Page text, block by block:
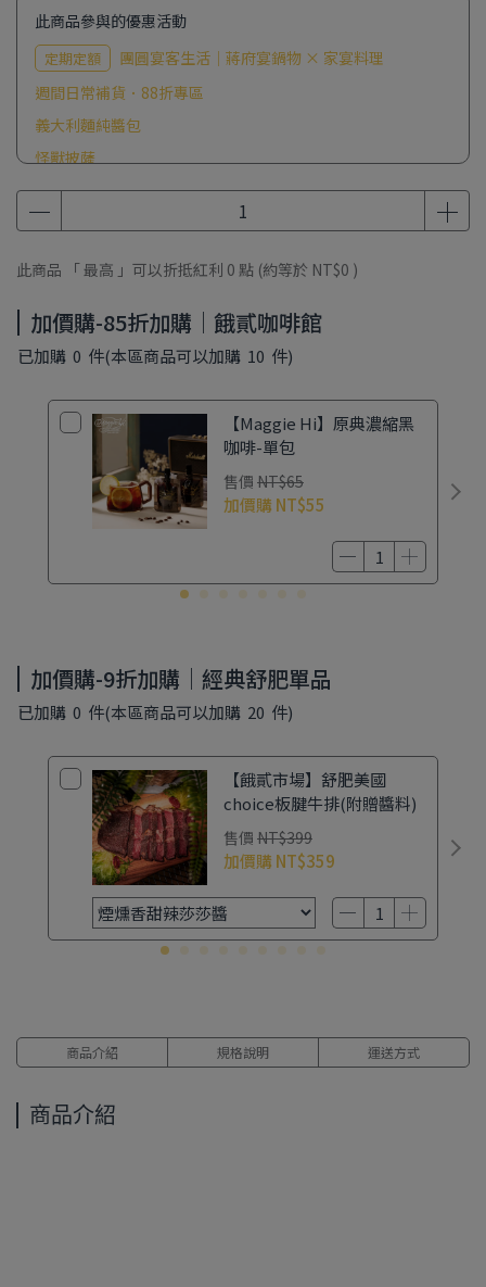
此商品參與的優惠活動
定期定額
團圓宴客生活｜蔣府宴鍋物 × 家宴料理
週間日常補貨．88折專區
義大利麵純醬包
怪獸披薩
85折加購｜餓貳咖啡館
初夏露營季滿額禮
此商品 「 最高 」可以折抵紅利 0 點 (約等於 NT$0 )
加價購-85折加購｜餓貳咖啡館
已加購 0 件(本區商品可以加購 10 件)
【Maggie Hi】原典濃縮黑
咖啡-單包
售價 NT$65
加價購 NT$55
加價購-9折加購｜經典舒肥單品
已加購 0 件(本區商品可以加購 20 件)
【餓貳市場】舒肥美國
choice板腱牛排(附贈醬料)
售價 NT$399
加價購 NT$359
商品介紹 規格說明 運送方式
商品介紹